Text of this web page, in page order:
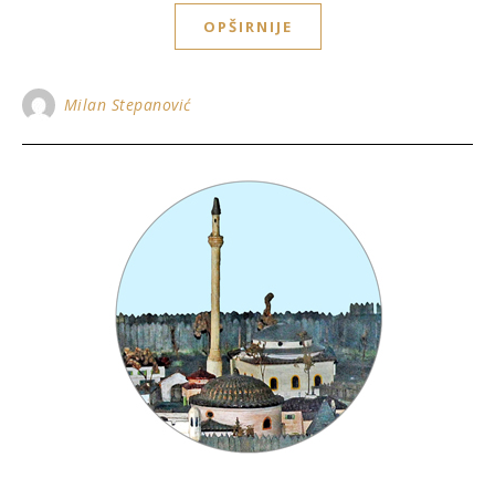
OPŠIRNIJE
Milan Stepanović